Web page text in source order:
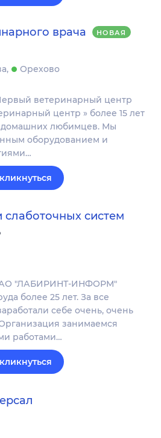
врача НОВАЯ
Орехово
ветеринарный центр
центр » более 15 лет
домашних любимцев. Мы
оборудованием и
систем
"ЛАБИРИНТ-ИНФОРМ"
более 25 лет. За все
себе очень, очень
занимаемся
работами…